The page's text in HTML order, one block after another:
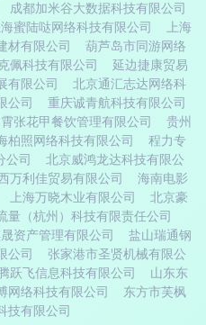
成都加米谷大数据科技有限公司
海蜜陆哒网络科技有限公司
上海
材有限公司
葫芦岛市同游网络
佩科技有限公司
延边捷康贸易
有限公司
北京通汇志达网络科
公司
重庆诚青航科技有限公司
张花甲餐饮管理有限公司
贵州
柏照网络科技有限公司
程力专
公司
北京威鸿龙达科技有限公
万利佳贸易有限公司
海南电影
上海万晓木业有限公司
北京豪
量（杭州）科技有限责任公司
资产管理有限公司
盐山瑞通钢
公司
张家港市圣贤机械有限公
跃飞信息科技有限公司
山东东
网络科技有限公司
东方市芙枫
技有限公司